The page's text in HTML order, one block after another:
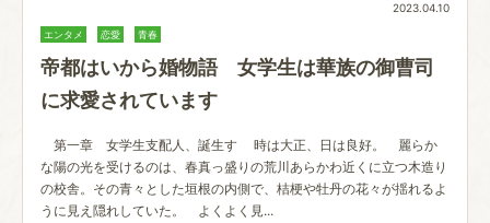
2023.04.10
エンタメ 恋愛 青春
帝都はいから婚物語 女学生は華族の御曹司
に求愛されています
第一章 女学生支配人、誕生す 時は大正、日は良好。 麗らか
な陽の光を受けるのは、春真っ盛りの荒川あらかわ近くに立つ木造り
の校舎。その青々とした垣根の内側で、桔梗や牡丹の花々が揺れるよ
うに見え隠れしていた。 よくよく見...